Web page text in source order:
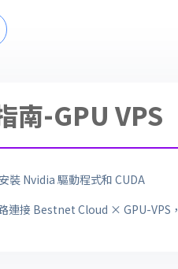
南-GPU VPS
裝 Nvidia 驅動程式和 CUDA
連接 Bestnet Cloud × GPU-VPS